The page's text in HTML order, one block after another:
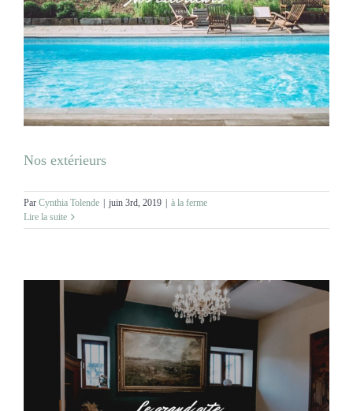
Nos extérieurs
Par Cynthia Tolende | juin 3rd, 2019 | à la ferme
Lire la suite